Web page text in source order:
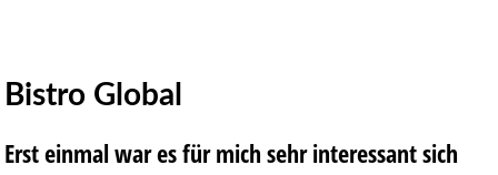
Bistro Global
Erst einmal war es für mich sehr interessant sich